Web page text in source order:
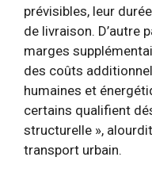
prévisibles, leur
de livraison. D’autre
marges
des coûts
humaines et
certains qualifient
structurelle »,
transport urbain.